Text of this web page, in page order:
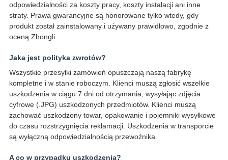
odpowiedzialności za koszty pracy, koszty instalacji ani inne
straty. Prawa gwarancyjne są honorowane tylko wtedy, gdy
produkt został zainstalowany i używany prawidłowo, zgodnie z
oceną Zhongli.
Jaka jest polityka zwrotów?
Wszystkie przesyłki zamówień opuszczają naszą fabrykę
kompletne i w stanie roboczym. Klienci muszą zgłosić wszelkie
uszkodzenia w ciągu 7 dni od otrzymania, wysyłając zdjęcia
cyfrowe (.JPG) uszkodzonych przedmiotów. Klienci muszą
zachować uszkodzony towar, opakowanie i pojemniki wysyłkowe
do czasu rozstrzygnięcia reklamacji. Uszkodzenia w transporcie
są wyłączną odpowiedzialnością przewoźnika.
A co w przypadku uszkodzenia?